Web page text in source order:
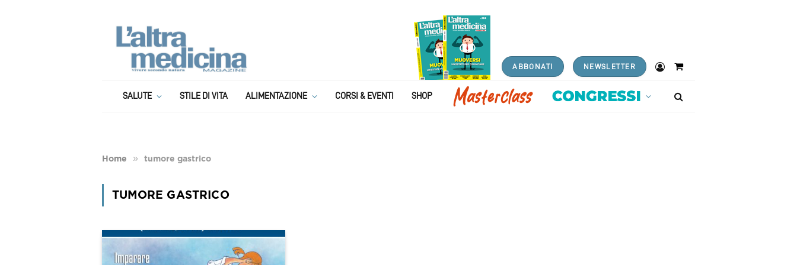
ABBONATI NEWSLETTER
Shopping
SALUTE STILE DI VITA ALIMENTAZIONE CORSI & EVENTI SHOP
Home » tumore gastrico
TUMORE GASTRICO